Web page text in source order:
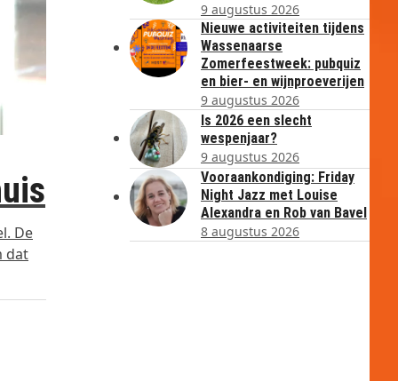
De
dat
9 augustus 2026
Nieuwe activiteiten tijdens
Wassenaarse
Zomerfeestweek: pubquiz
en bier- en wijnproeverijen
9 augustus 2026
Is 2026 een slecht
wespenjaar?
9 augustus 2026
Vooraankondiging: Friday
Night Jazz met Louise
Alexandra en Rob van Bavel
8 augustus 2026